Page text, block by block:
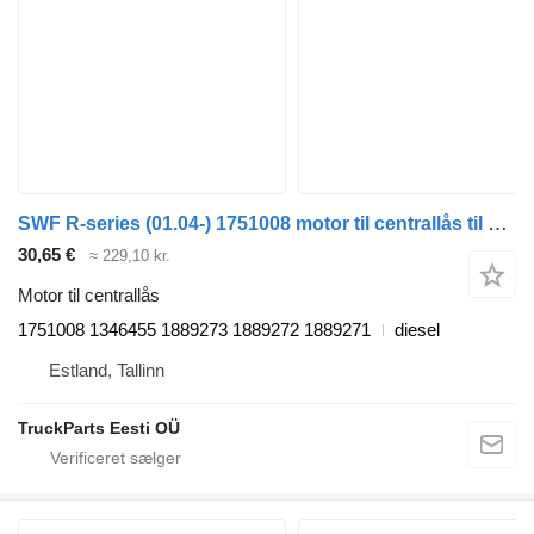
SWF R-series (01.04-) 1751008 motor til centrallås til Scania P,G,R,T-series (2004-2017) trækker
30,65 € ≈ 229,10 kr.
Motor til centrallås
1751008 1346455 1889273 1889272 1889271
diesel
Estland, Tallinn
TruckParts Eesti OÜ